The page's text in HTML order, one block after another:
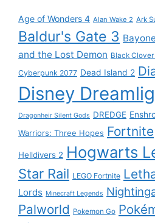
Age of Wonders 4 Alan Wake 2 Ark
Baldur's Gate 3
and the Lost Demon Black Clover
Cyberpunk 2077 Dead Island 2
Disney
Dragonheir Silent Gods DREDGE
Warriors: Three Hopes Fortnite
Helldivers 2 Hogwarts
Star Rail LEGO Fortnite
Lords Minecraft Legends
Palworld Pokemon Go